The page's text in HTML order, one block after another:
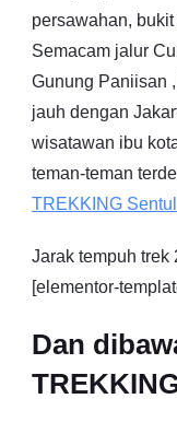
persawahan,
Semacam jalur
Gunung Paniisan
jauh dengan
wisatawan ibu
teman-teman
TREKKING Sentul
Jarak tempuh trek
[elementor-
Dan